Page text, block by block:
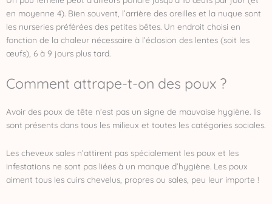
en moyenne 4). Bien souvent, l’arrière des oreilles et la nuque sont
les nurseries préférées des petites bêtes. Un endroit choisi en
fonction de la chaleur nécessaire à l’éclosion des lentes (soit les
œufs), 6 à 9 jours plus tard.
Comment attrape-t-on des poux ?
Avoir des poux de tête n’est pas un signe de mauvaise hygiène. Ils
sont présents dans tous les milieux et toutes les catégories sociales.
Les cheveux sales n’attirent pas spécialement les poux et les
infestations ne sont pas liées à un manque d’hygiène. Les poux
aiment tous les cuirs chevelus, propres ou sales, peu leur importe !